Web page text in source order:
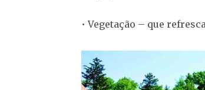
• Vegetação – que